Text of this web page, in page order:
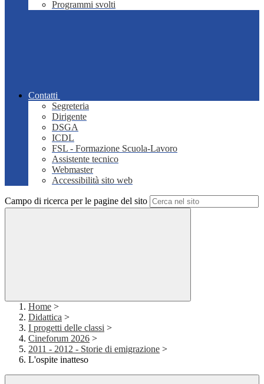
Programmi svolti
Contatti
Segreteria
Dirigente
DSGA
ICDL
FSL - Formazione Scuola-Lavoro
Assistente tecnico
Webmaster
Accessibilità sito web
Campo di ricerca per le pagine del sito
Home >
Didattica >
I progetti delle classi >
Cineforum 2026 >
2011 - 2012 - Storie di emigrazione >
L'ospite inatteso